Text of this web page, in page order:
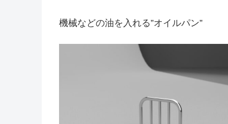
機械などの油を入れる”オイルパン”